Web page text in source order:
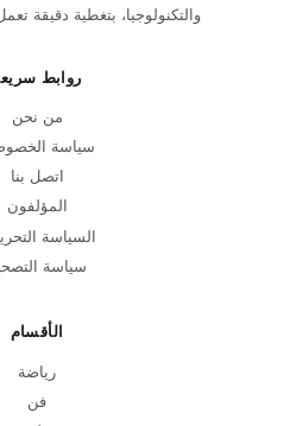
والتكنولوجيا، بتغطية دقيقة
روابط
من نحن
سياسة
اتصل بنا
المؤلفون
السياسة
سياسة
الأقسام
رياضة
فن